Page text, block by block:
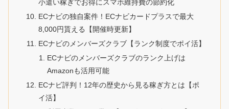
小遣い稼ぎでお得にスマホ維持費の節約化
ECナビの独自案件！ECナビカードプラスで最大
8,000円貰える【開催時更新】
ECナビのメンバーズクラブ【ランク制度でポイ活】
ECナビのメンバーズクラブのランク上げは
Amazonも活用可能
ECナビ評判！12年の歴史から見る稼ぎ方とは【ポ
イ活】